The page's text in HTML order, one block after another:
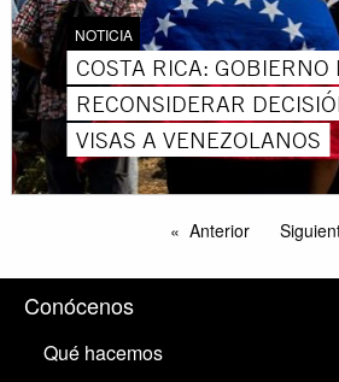
NOTICIA
COSTA RICA: GOBIERNO
RECONSIDERAR
VISAS A VENEZOLANOS
Anterior
Conócenos
Qué hacemos